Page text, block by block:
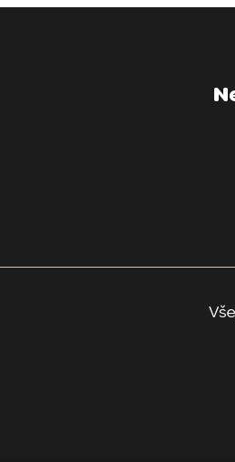
Vše, co potřebujete